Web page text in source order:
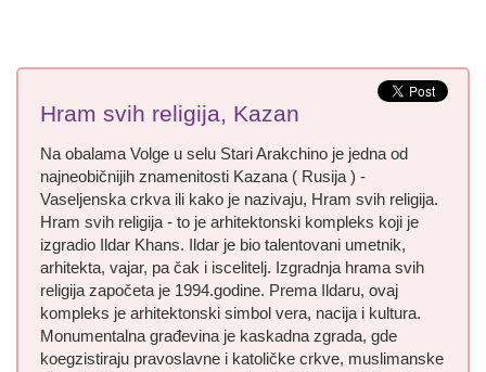
Hram svih religija, Kazan
Na obalama Volge u selu Stari Arakchino je jedna od
najneobičnijih znamenitosti Kazana ( Rusija ) -
Vaseljenska crkva ili kako je nazivaju, Hram svih religija.
Hram svih religija - to je arhitektonski kompleks koji je
izgradio Ildar Khans. Ildar je bio talentovani umetnik,
arhitekta, vajar, pa čak i iscelitelj. Izgradnja hrama svih
religija započeta je 1994.godine. Prema Ildaru, ovaj
kompleks je arhitektonski simbol vera, nacija i kultura.
Monumentalna građevina je kaskadna zgrada, gde
koegzistiraju pravoslavne i katoličke crkve, muslimanske